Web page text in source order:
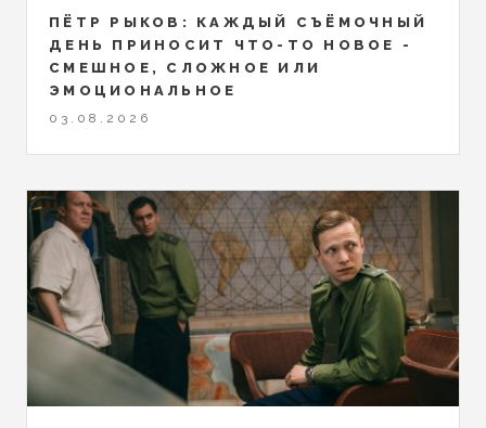
ПЁТР РЫКОВ: КАЖДЫЙ СЪЁМОЧНЫЙ
ДЕНЬ ПРИНОСИТ ЧТО-ТО НОВОЕ -
СМЕШНОЕ, СЛОЖНОЕ ИЛИ
ЭМОЦИОНАЛЬНОЕ
03.08.2026